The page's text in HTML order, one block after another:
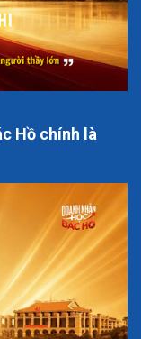
Hồ chính là